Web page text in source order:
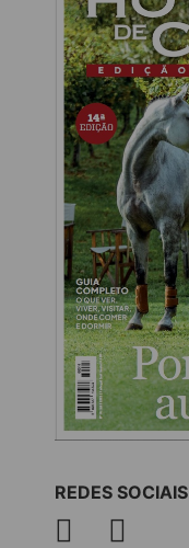
REDES SOCIAIS